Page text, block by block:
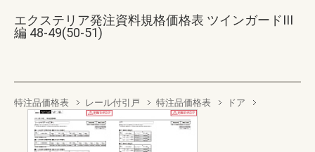
エクステリア発注資料規格価格表 ツインガードIII
編 48-49(50-51)
特注品価格表 レール付引戸 特注品価格表 ドア